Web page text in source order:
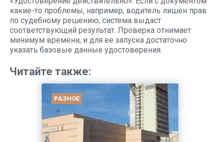
какие-то проблемы, например, водитель лишен прав
по судебному решению, система выдаст
соответствующий результат. Проверка отнимает
минимум времени, и для ее запуска достаточно
указать базовые данные удостоверения.
Читайте также:
РАЗНОЕ